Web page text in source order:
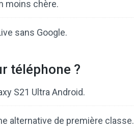
moins chère.
sans Google.
téléphone ?
S21 Ultra Android.
alternative de première classe.